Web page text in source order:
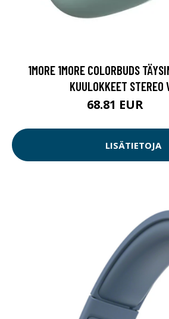
1MORE 1MORE COLORBUDS
KUULOKKEET STEREO
68.81 EUR
LISÄTIETOJA